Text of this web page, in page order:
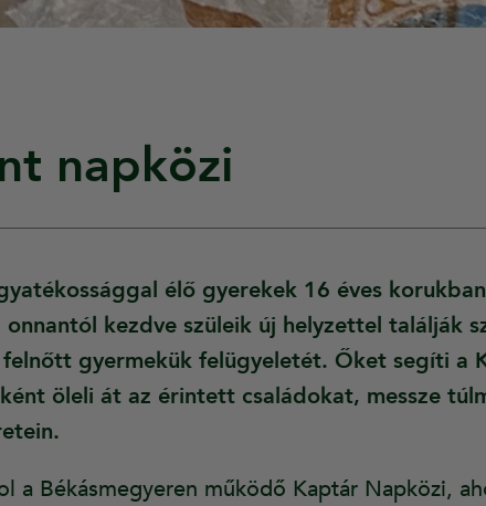
napközi
élő gyerekek 16 éves
kezdve szüleik új helyzettel találják
gyermekük felügyeletét. Őket segíti a
öleli át az érintett családokat, messze
a Békásmegyeren működő Kaptár Napközi,